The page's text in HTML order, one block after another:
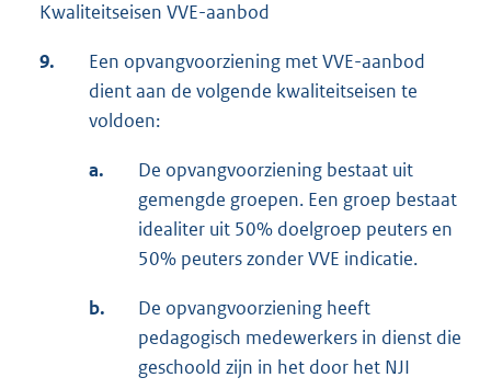
Kwaliteitseisen VVE-aanbod
9.
Een opvangvoorziening met VVE-aanbod
dient aan de volgende kwaliteitseisen te
voldoen:
a.
De opvangvoorziening bestaat uit
gemengde groepen. Een groep bestaat
idealiter uit 50% doelgroep peuters en
50% peuters zonder VVE indicatie.
b.
De opvangvoorziening heeft
pedagogisch medewerkers in dienst die
geschoold zijn in het door het NJI